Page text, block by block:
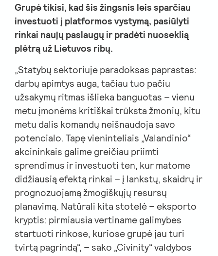
Grupė tikisi, kad šis žingsnis leis sparčiau
investuoti į platformos vystymą, pasiūlyti
rinkai naujų paslaugų ir pradėti nuoseklią
plėtrą už Lietuvos ribų.
„Statybų sektoriuje paradoksas paprastas:
darbų apimtys auga, tačiau tuo pačiu
užsakymų ritmas išlieka banguotas – vienu
metu įmonėms kritiškai trūksta žmonių, kitu
metu dalis komandų neišnaudoja savo
potencialo. Tapę vieninteliais „Valandinio“
akcininkais galime greičiau priimti
sprendimus ir investuoti ten, kur matome
didžiausią efektą rinkai – į lankstų, skaidrų ir
prognozuojamą žmogiškųjų resursų
planavimą. Natūrali kita stotelė – eksporto
kryptis: pirmiausia vertiname galimybes
startuoti rinkose, kuriose grupė jau turi
tvirtą pagrindą“, – sako „Civinity“ valdybos